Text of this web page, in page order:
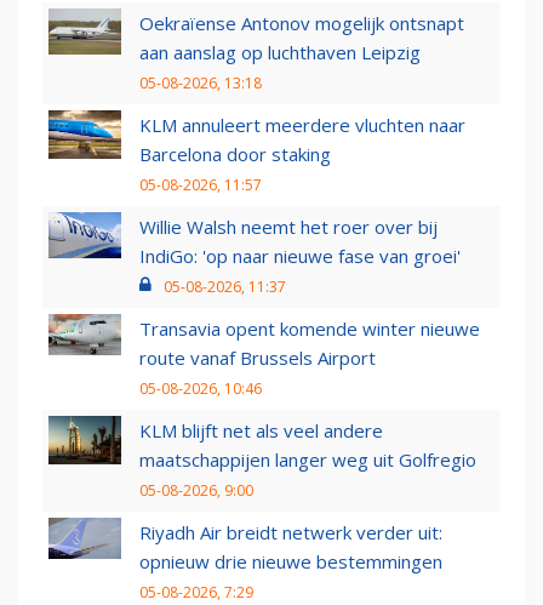
Oekraïense Antonov mogelijk ontsnapt
aan aanslag op luchthaven Leipzig
05-08-2026, 13:18
KLM annuleert meerdere vluchten naar
Barcelona door staking
05-08-2026, 11:57
Willie Walsh neemt het roer over bij
IndiGo: 'op naar nieuwe fase van groei'
05-08-2026, 11:37
Transavia opent komende winter nieuwe
route vanaf Brussels Airport
05-08-2026, 10:46
KLM blijft net als veel andere
maatschappijen langer weg uit Golfregio
05-08-2026, 9:00
Riyadh Air breidt netwerk verder uit:
opnieuw drie nieuwe bestemmingen
05-08-2026, 7:29